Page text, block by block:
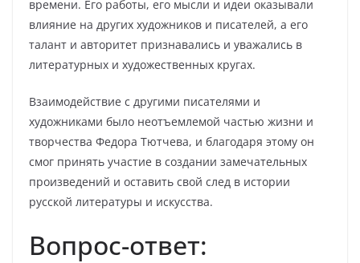
времени. Его работы, его мысли и идеи оказывали
влияние на других художников и писателей, а его
талант и авторитет признавались и уважались в
литературных и художественных кругах.
Взаимодействие с другими писателями и
художниками было неотъемлемой частью жизни и
творчества Федора Тютчева, и благодаря этому он
смог принять участие в создании замечательных
произведений и оставить свой след в истории
русской литературы и искусства.
Вопрос-ответ: